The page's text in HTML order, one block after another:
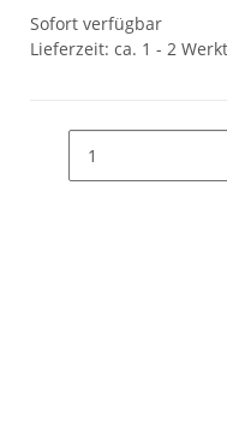
Sofort verfügbar
Lieferzeit: ca. 1 - 2